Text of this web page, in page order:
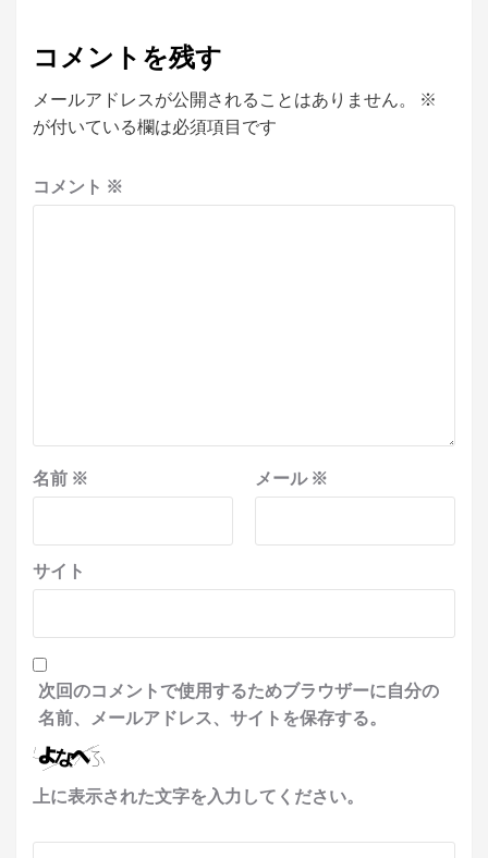
コメントを残す
メールアドレスが公開されることはありません。
※
が付いている欄は必須項目です
コメント ※
名前 ※ メール ※
サイト
次回のコメントで使用するためブラウザーに自分の
名前、メールアドレス、サイトを保存する。
上に表示された文字を入力してください。